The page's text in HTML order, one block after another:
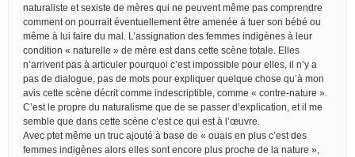
naturaliste et sexiste de mères qui ne peuvent même pas comprendre
comment on pourrait éventuellement être amenée à tuer son bébé ou
même à lui faire du mal. L’assignation des femmes indigènes à leur
condition « naturelle » de mère est dans cette scène totale. Elles
n’arrivent pas à articuler pourquoi c’est impossible pour elles, il n’y a
pas de dialogue, pas de mots pour expliquer quelque chose qu’à mon
avis cette scène décrit comme indescriptible, comme « contre-nature ».
C’est le propre du naturalisme que de se passer d’explication, et il me
semble que dans cette scène c’est ce qui est à l’œuvre.
Avec ptet même un truc ajouté à base de « ouais en plus c’est des
femmes indigènes alors elles sont encore plus proche de la nature »,